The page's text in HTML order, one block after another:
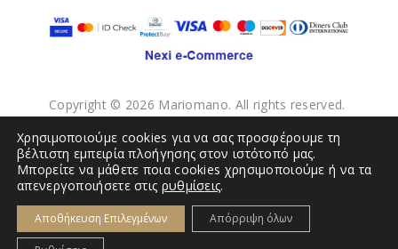
Copyright © 2026 Mariomano. All rights reserved.
Χρησιμοποιούμε cookies για να σας προσφέρουμε τη
βέλτιστη εμπειρία πλοήγησης στον ιστότοπό μας.
Μπορείτε να μάθετε ποια cookies χρησιμοποιούμε ή να τα
απενεργοποιήσετε στις ρυθμίσεις.
Αποθήκευση Επιλεγμένων Απόρριψη όλων